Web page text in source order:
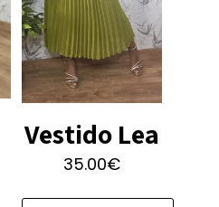
Vestido Lea
35.00€